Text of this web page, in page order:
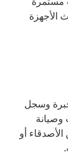
الأجهزة
وسجل
وصيانة
أو